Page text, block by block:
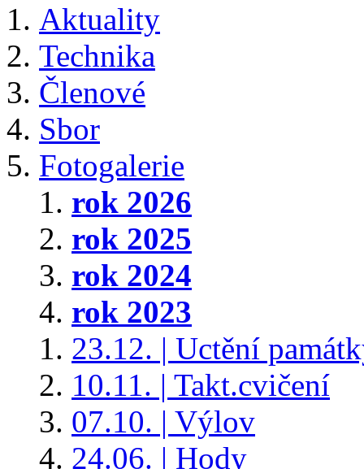
Aktuality
Technika
Členové
Sbor
Fotogalerie
rok 2026
rok 2025
rok 2024
rok 2023
23.12. | Uctění
10.11. | Takt.cvičení
07.10. | Výlov
24.06. | Hody